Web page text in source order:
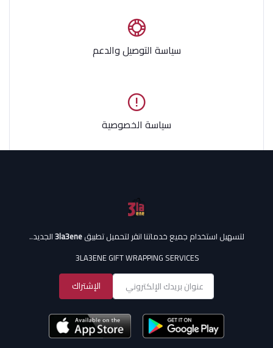
سياسة التوصيل والدعم
سياسة الخصوصية
لتسهيل استخدام جميع خدماتنا انقر لتحميل تطبيق3la3eneالجديد..
3LA3ENE GIFT WRAPPING SERVICES
الإشتراك